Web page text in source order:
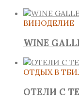
ВИНОДЕЛИЕ
WINE
ОТДЫХ В
ОТЕЛИ С